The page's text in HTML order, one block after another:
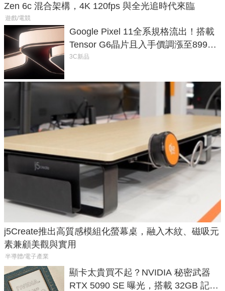
Zen 6c 混合架構，4K 120fps 與全光追時代來臨
遊戲/電競
Google Pixel 11全系規格流出！搭載
Tensor G6晶片且入手價調漲至899美
元
3C新品
j5Create推出高質感模組化螢幕桌，融入木紋、磁吸元
素兼顧美觀與實用
半導體/電子產業
顯卡太貴買不起？NVIDIA 秘密武器
RTX 5090 SE 曝光，搭載 32GB 記憶